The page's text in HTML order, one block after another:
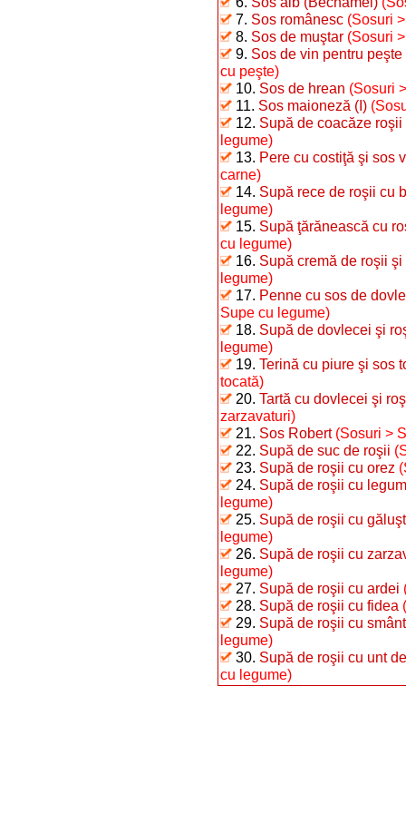
7. Sos românesc (Sosuri
8. Sos de muştar (Sosuri
9. Sos de vin pentru peşte
cu peşte)
10. Sos de hrean (Sosuri
11. Sos maioneză (I)
12. Supă de coacăze roşii
legume)
13. Pere cu costiţă şi sos
carne)
14. Supă rece de roşii cu
legume)
15. Supă ţărănească cu
cu legume)
16. Supă cremă de roşii şi
legume)
17. Penne cu sos de
Supe cu legume)
18. Supă de dovlecei şi
legume)
19. Terină cu piure şi sos
tocată)
20. Tartă cu dovlecei şi
zarzavaturi)
21. Sos Robert (Sosuri >
22. Supă de suc de roşii
23. Supă de roşii cu orez
24. Supă de roşii cu
legume)
25. Supă de roşii cu
legume)
26. Supă de roşii cu
legume)
27. Supă de roşii cu ardei
28. Supă de roşii cu fidea
29. Supă de roşii cu
legume)
30. Supă de roşii cu unt
cu legume)